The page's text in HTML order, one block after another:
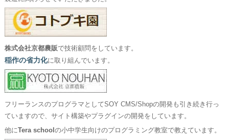
株式会社京都農販で技術顧問をしています。
稲作の省力化に取り組んでいます。
フリーランスのプログラマとしてSOY CMS/Shopの開発も引き続き行っ
ていますので、サイト構築やプラグインの開発をしています。
他にTera school の小中学生向けのプログラミング教室で教えています。